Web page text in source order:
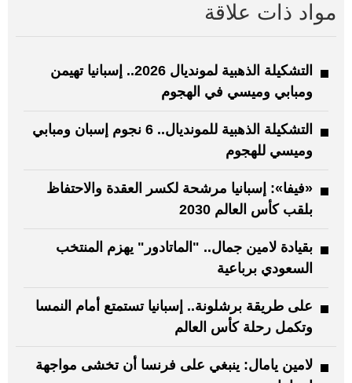
مواد ذات علاقة
التشكيلة الذهبية لمونديال 2026.. إسبانيا تهيمن
ومبابي وميسي في الهجوم
التشكيلة الذهبية للمونديال.. 6 نجوم إسبان ومبابي
وميسي للهجوم
«فيفا»: إسبانيا مرشحة لكسر العقدة والاحتفاظ
بلقب كأس العالم 2030
بقيادة لامين جمال.. "الماتادور" يهزم المنتخب
السعودي برباعية
على طريقة برشلونة.. إسبانيا تستمتع أمام النمسا
وتكمل رحلة كأس العالم
لامين يامال: ينبغي على فرنسا أن تخشى مواجهة